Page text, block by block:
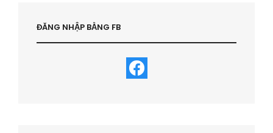
ĐĂNG NHẬP BẰNG FB